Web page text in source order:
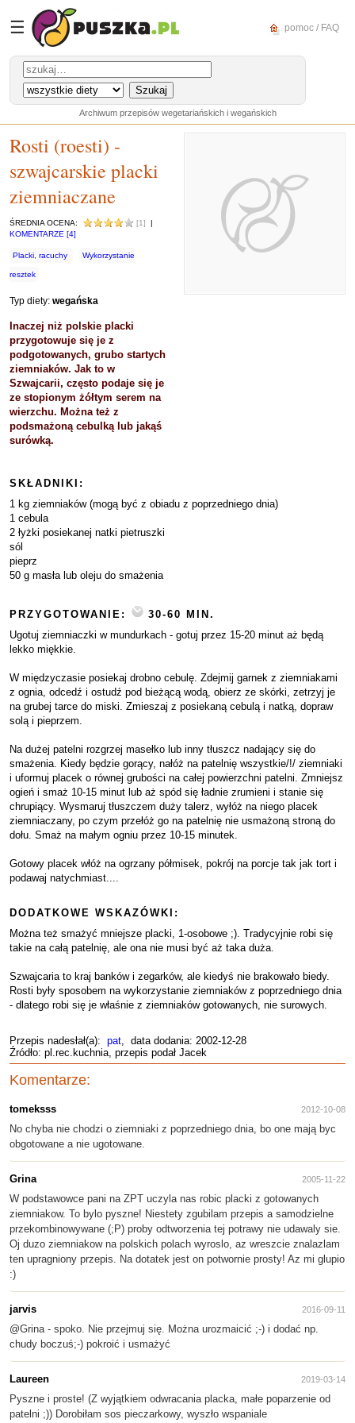
☰ pomoc / FAQ
Archiwum przepisów wegetariańskich i wegańskich
Rosti (roesti) -
szwajcarskie placki
ziemniaczane
ŚREDNIA OCENA: [1]
|
KOMENTARZE [4]
Placki, racuchy Wykorzystanie
resztek
Typ diety: wegańska
Inaczej niż polskie placki
przygotowuje się je z
podgotowanych, grubo startych
ziemniaków. Jak to w
Szwajcarii, często podaje się je
ze stopionym żółtym serem na
wierzchu. Można też z
podsmażoną cebulką lub jakąś
surówką.
SKŁADNIKI:
1 kg ziemniaków (mogą być z obiadu z poprzedniego dnia)
1 cebula
2 łyżki posiekanej natki pietruszki
sól
pieprz
50 g masła lub oleju do smażenia
PRZYGOTOWANIE:
30-60 MIN.
Ugotuj ziemniaczki w mundurkach - gotuj przez 15-20 minut aż będą
lekko miękkie.
W międzyczasie posiekaj drobno cebulę. Zdejmij garnek z ziemniakami
z ognia, odcedź i ostudź pod bieżącą wodą, obierz ze skórki, zetrzyj je
na grubej tarce do miski. Zmieszaj z posiekaną cebulą i natką, dopraw
solą i pieprzem.
Na dużej patelni rozgrzej masełko lub inny tłuszcz nadający się do
smażenia. Kiedy będzie gorący, nałóż na patelnię wszystkie/!/ ziemniaki
i uformuj placek o równej grubości na całej powierzchni patelni. Zmniejsz
ogień i smaż 10-15 minut lub aż spód się ładnie zrumieni i stanie się
chrupiący. Wysmaruj tłuszczem duży talerz, wyłóż na niego placek
ziemniaczany, po czym przełóż go na patelnię nie usmażoną stroną do
dołu. Smaż na małym ogniu przez 10-15 minutek.
Gotowy placek włóż na ogrzany półmisek, pokrój na porcje tak jak tort i
podawaj natychmiast....
DODATKOWE WSKAZÓWKI:
Można też smażyć mniejsze placki, 1-osobowe ;). Tradycyjnie robi się
takie na całą patelnię, ale ona nie musi być aż taka duża.
Szwajcaria to kraj banków i zegarków, ale kiedyś nie brakowało biedy.
Rosti były sposobem na wykorzystanie ziemniaków z poprzedniego dnia
- dlatego robi się je właśnie z ziemniaków gotowanych, nie surowych.
Przepis nadesłał(a): pat, data dodania: 2002-12-28
Źródło: pl.rec.kuchnia, przepis podał Jacek
Komentarze:
tomeksss 2012-10-08
No chyba nie chodzi o ziemniaki z poprzedniego dnia, bo one mają byc
obgotowane a nie ugotowane.
Grina 2005-11-22
W podstawowce pani na ZPT uczyla nas robic placki z gotowanych
ziemniakow. To bylo pyszne! Niestety zgubilam przepis a samodzielne
przekombinowywane (;P) proby odtworzenia tej potrawy nie udawaly sie.
Oj duzo ziemniakow na polskich polach wyroslo, az wreszcie znalazlam
ten upragniony przepis. Na dotatek jest on potwornie prosty! Az mi glupio
:)
jarvis 2016-09-11
@Grina - spoko. Nie przejmuj się. Można urozmaicić ;-) i dodać np.
chudy boczuś;-) pokroić i usmażyć
Laureen 2019-03-14
Pyszne i proste! (Z wyjątkiem odwracania placka, małe poparzenie od
patelni ;)) Dorobiłam sos pieczarkowy, wyszło wspaniale